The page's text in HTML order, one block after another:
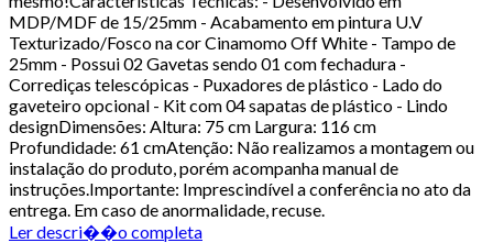
MDP/MDF de 15/25mm - Acabamento em pintura U.V
Texturizado/Fosco na cor Cinamomo Off White - Tampo de
25mm - Possui 02 Gavetas sendo 01 com fechadura -
Corrediças telescópicas - Puxadores de plástico - Lado do
gaveteiro opcional - Kit com 04 sapatas de plástico - Lindo
designDimensões: Altura: 75 cm Largura: 116 cm
Profundidade: 61 cmAtenção: Não realizamos a montagem ou
instalação do produto, porém acompanha manual de
instruções.Importante: Imprescindível a conferência no ato da
entrega. Em caso de anormalidade, recuse.
Ler descri��o completa